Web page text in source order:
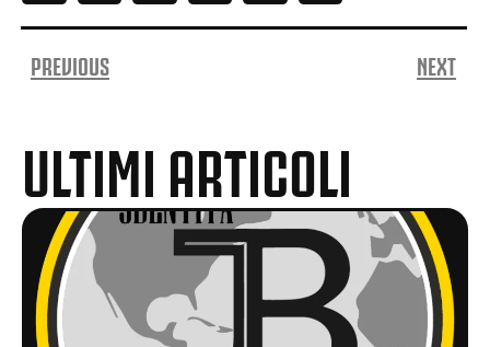
PREVIOUS NEXT
ULTIMI ARTICOLI